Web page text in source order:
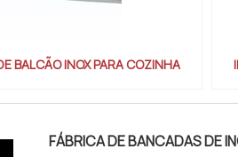
BALCÃO INOX PARA COZINHA
FÁBRICA DE BANCADAS DE